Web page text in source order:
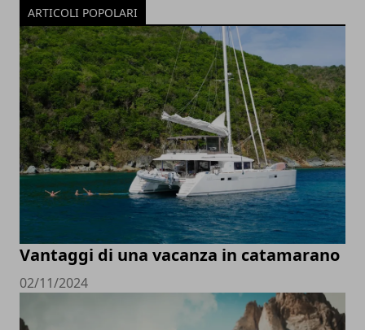
ARTICOLI POPOLARI
Vantaggi di una vacanza in catamarano
02/11/2024